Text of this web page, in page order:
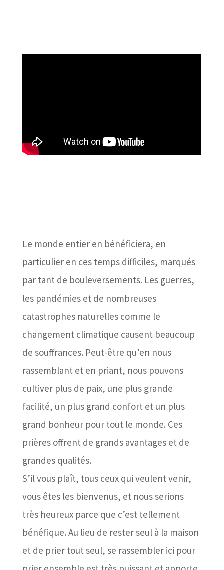
​Le monde entier en bénéficiera, en
particulier en ces temps difficiles, marqués
par tant de bouleversements. Les guerres,
les pandémies et de nombreuses
catastrophes naturelles comme le
changement climatique causent beaucoup
de souffrances. Peut-être qu’en nous
rassemblant et en priant, nous pouvons
cultiver plus de paix, une plus grande
facilité, un plus grand confort et un plus
grand bonheur pour tout le monde. Ces
prières offrent de grands avantages et de
grandes qualités.
S’il vous plaît, tous ceux qui veulent venir,
vous êtes les bienvenus, et nous serions
très heureux parce que c’est tellement
bénéfique. Au lieu de rester seul à la maison
et de prier tout seul, se rassembler ici pour